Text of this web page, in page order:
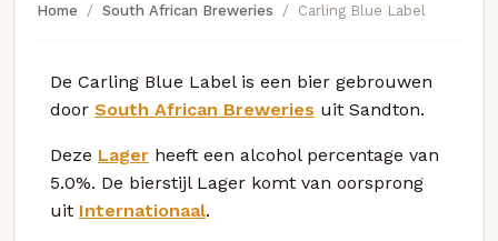
Home South African Breweries Carling Blue Label
De Carling Blue Label is een bier gebrouwen
door South African Breweries uit Sandton.
Deze Lager heeft een alcohol percentage van
5.0%. De bierstijl Lager komt van oorsprong
uit Internationaal.